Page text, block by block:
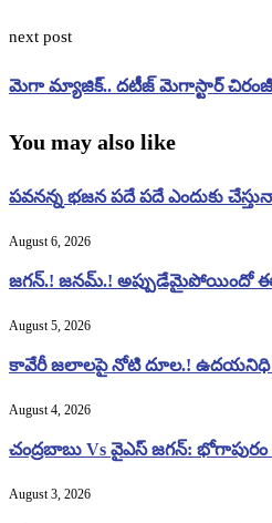
next post
మెగా మ్యాజిక్‌.. దటీజ్‌ మెగాస్టార్‌
You may also like
పవనన్న భజన పదే పదే ఎందుకు
August 6, 2026
జగన్.! జనమ్.! అప్పుడేమైపోయిందో
August 5, 2026
కావేరీ జలాలపై నోటి దూల.! ఉదయనిధి
August 4, 2026
చంద్రబాబు Vs వైఎస్ జగన్:
August 3, 2026